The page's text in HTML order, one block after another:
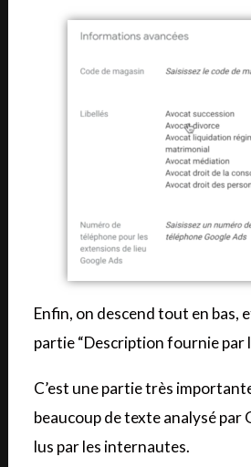
Enfin, on descend tout en bas,
partie “Description fournie par
C’est une partie très
beaucoup de texte analysé par
lus par les internautes.